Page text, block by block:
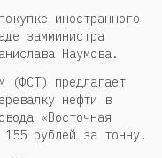
иностранного
замминистра
Наумова.
(ФСТ) предлагает
нефти в
«Восточная
рублей за тонну.